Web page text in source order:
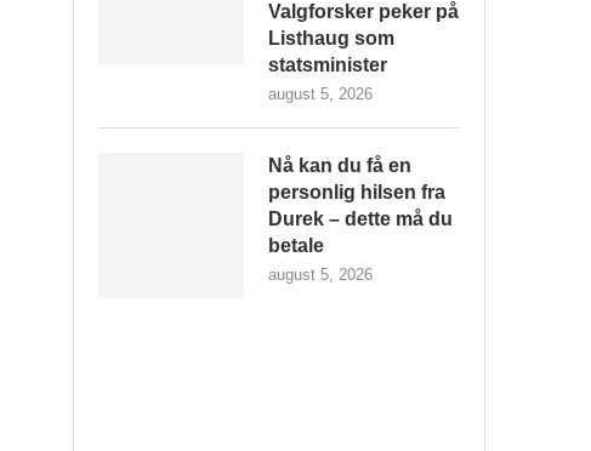
Valgforsker peker på
Listhaug som
statsminister
august 5, 2026
Nå kan du få en
personlig hilsen fra
Durek – dette må du
betale
august 5, 2026